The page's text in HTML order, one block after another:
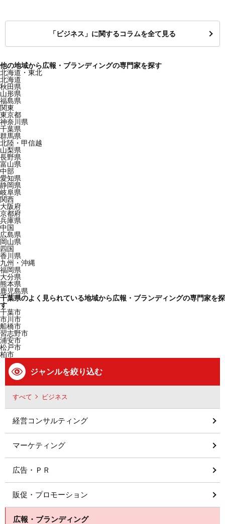
「ビジネス」に関するコラムを全て見る
他の地域から広報・ブランディングの専門家を探す
北海道・東北
北海道
秋田県
山形県
福島県
関東
東京都
神奈川県
千葉県
群馬県
北陸・甲信越
山梨県
長野県
富山県
中部
愛知県
静岡県
岐阜県
関西
大阪府
京都府
兵庫県
中国
広島県
岡山県
四国
香川県
九州・沖縄
福岡県
大分県
熊本県
鹿児島県
千葉県のよく見られている地域から広報・ブランディングの専門家を探
す
千葉市
市川市
船橋市
習志野市
浦安市
松戸市
柏市
ジャンルを絞り込む
すべて ビジネス
経営コンサルティング
マーケティング
広告・ＰＲ
販促・プロモーション
広報・ブランディング